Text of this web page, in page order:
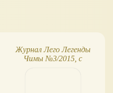
Журнал Лего Легенды
Чимы №3/2015, с